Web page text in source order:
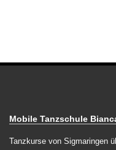
Mobile Tanzschule
Tanzkurse von Sigmaringen